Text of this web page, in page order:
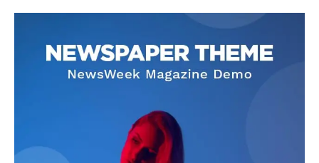
DOWNLOAD NOW
AIN NEWS 1
Contact Us